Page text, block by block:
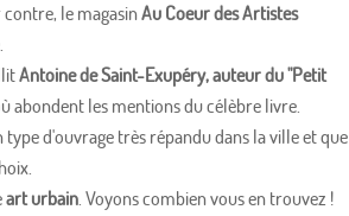
contre, le magasinAu Coeur des Artistes
Antoine de Saint-Exupéry, auteur du "Petit
abondent les mentions du célèbre livre.
type d'ouvrage très répandu dans la ville et que
art urbain. Voyons combien vous en trouvez !